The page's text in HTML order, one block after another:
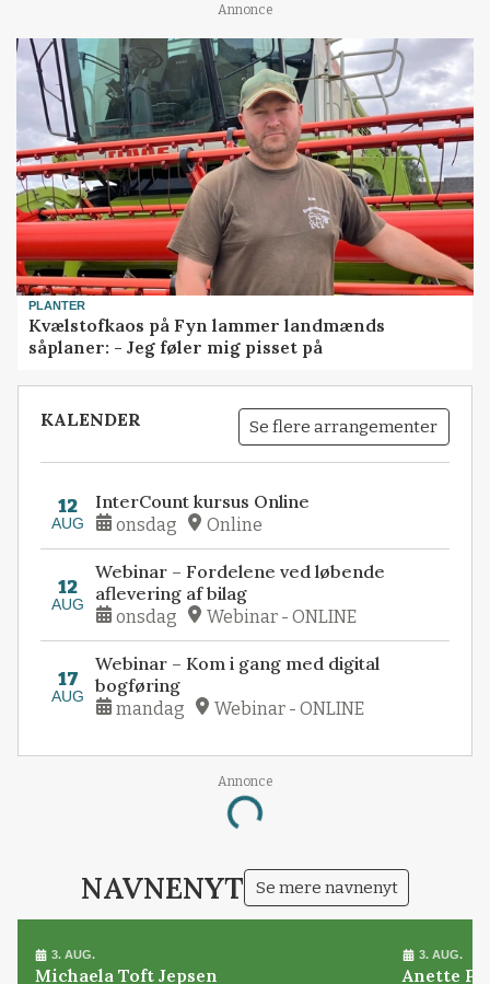
Annonce
PLANTER
Kvælstofkaos på Fyn lammer landmænds
såplaner: - Jeg føler mig pisset på
KALENDER Se flere arrangementer
12
AUG
InterCount kursus Online
onsdag Online
12
AUG
Webinar – Fordelene ved løbende
aflevering af bilag
onsdag Webinar - ONLINE
17
AUG
Webinar – Kom i gang med digital
bogføring
mandag Webinar - ONLINE
Annonce
Loading...
NAVNENYT Se mere navnenyt
3. AUG.
Michaela Toft Jepsen
3. AUG.
Anette